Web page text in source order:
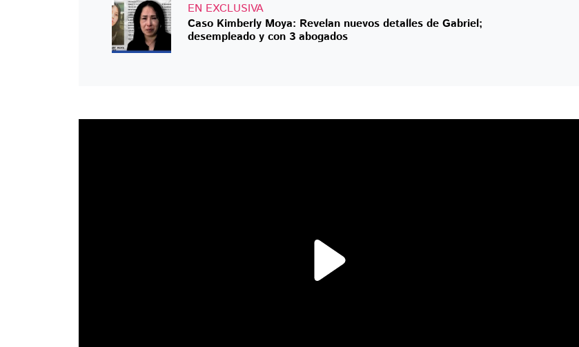
EN EXCLUSIVA
Caso Kimberly Moya: Revelan nuevos detalles de Gabriel;
desempleado y con 3 abogados